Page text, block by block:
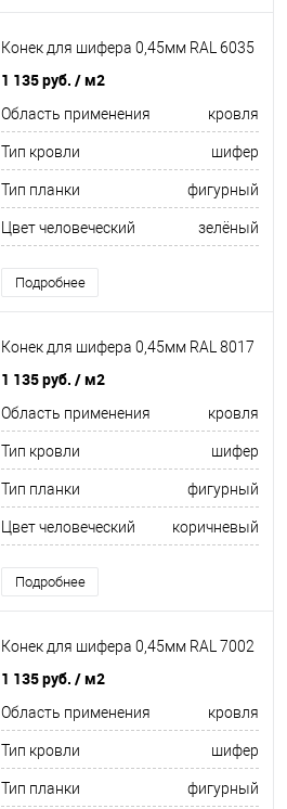
Конек для шифера 0,45мм RAL 6035
1 135 руб. / м2
Область применения кровля
Тип кровли шифер
Тип планки фигурный
Цвет человеческий зелёный
Подробнее
Конек для шифера 0,45мм RAL 8017
1 135 руб. / м2
Область применения кровля
Тип кровли шифер
Тип планки фигурный
Цвет человеческий коричневый
Подробнее
Конек для шифера 0,45мм RAL 7002
1 135 руб. / м2
Область применения кровля
Тип кровли шифер
Тип планки фигурный